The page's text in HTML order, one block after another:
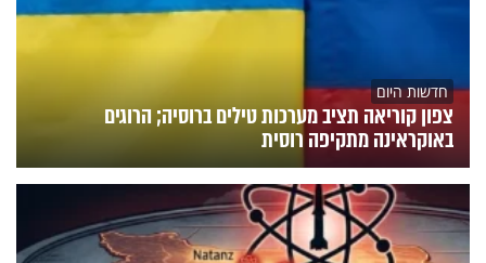
חדשות היום
צפון קוריאה תציב מערכות טילים ברוסיה; הרוגים
באוקראינה מתקיפה רוסית